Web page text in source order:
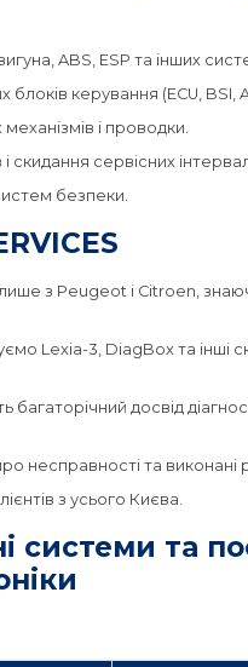
ABS, ESP та інших
блоків керування (ECU, BSI,
і проводки.
сервісних
безпеки.
з Peugeot і Citroen,
Lexia-3, DiagBox та інші
багаторічний досвід
несправності та виконані
з усього Києва.
системи та